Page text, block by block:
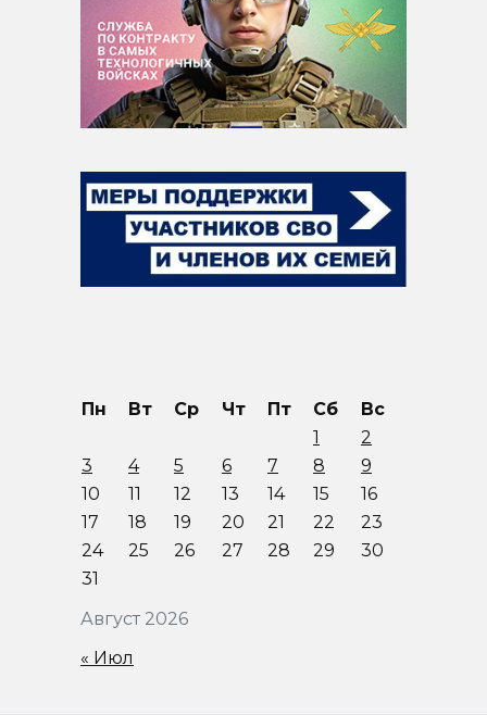
Август 2026
Пн Вт Ср Чт Пт Сб
Вс
1
2
3
4 5 6 7 8
9
10
11 12 13 14 15
16
17
18 19 20 21 22
23
24
25 26 27 28 29
30
31
« Июл